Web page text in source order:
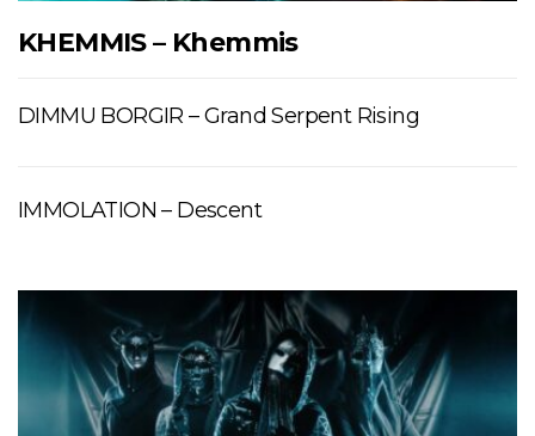
KHEMMIS – Khemmis
DIMMU BORGIR – Grand Serpent Rising
IMMOLATION – Descent